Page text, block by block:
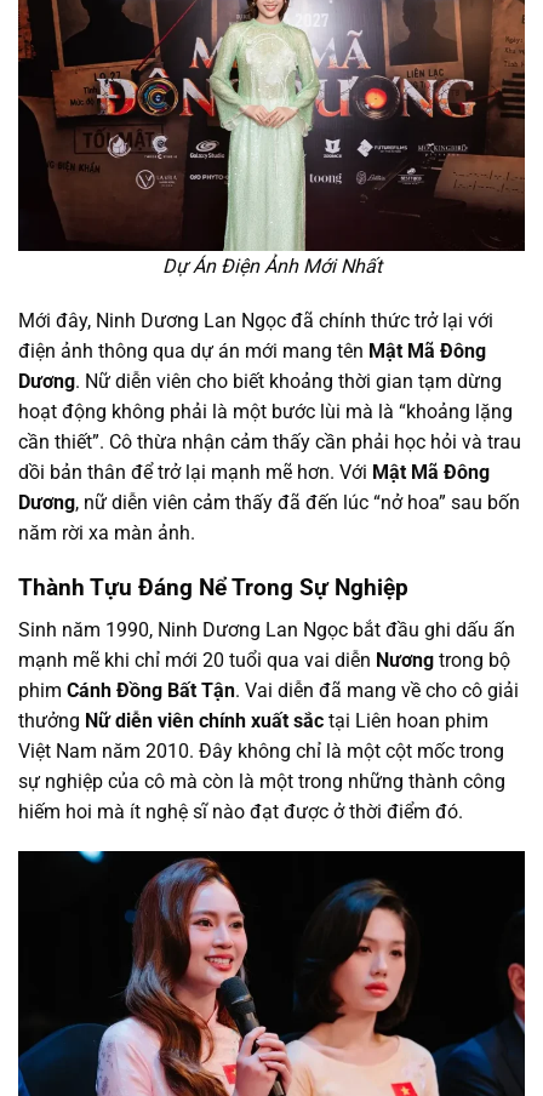
Dự Án Điện Ảnh Mới Nhất
Mới đây, Ninh Dương Lan Ngọc đã chính thức trở lại với
điện ảnh thông qua dự án mới mang tên Mật Mã Đông
Dương. Nữ diễn viên cho biết khoảng thời gian tạm dừng
hoạt động không phải là một bước lùi mà là “khoảng lặng
cần thiết”. Cô thừa nhận cảm thấy cần phải học hỏi và trau
dồi bản thân để trở lại mạnh mẽ hơn. Với Mật Mã Đông
Dương, nữ diễn viên cảm thấy đã đến lúc “nở hoa” sau bốn
năm rời xa màn ảnh.
Thành Tựu Đáng Nể Trong Sự Nghiệp
Sinh năm 1990, Ninh Dương Lan Ngọc bắt đầu ghi dấu ấn
mạnh mẽ khi chỉ mới 20 tuổi qua vai diễn Nương trong bộ
phim Cánh Đồng Bất Tận. Vai diễn đã mang về cho cô giải
thưởng Nữ diễn viên chính xuất sắc tại Liên hoan phim
Việt Nam năm 2010. Đây không chỉ là một cột mốc trong
sự nghiệp của cô mà còn là một trong những thành công
hiếm hoi mà ít nghệ sĩ nào đạt được ở thời điểm đó.